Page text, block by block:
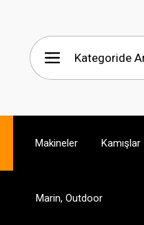
Makineler Kamışlar
Marin, Outdoor